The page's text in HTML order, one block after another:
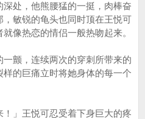
处，他熊腰猛的一挺，肉棒奋
敏锐的龟头也同时顶在王悦可
像热恋的情侣一般热吻起来。
，连续两次的穿刺所带来的
的巨痛立时将她身体的每一个
王悦可忍受着下身巨大的疼